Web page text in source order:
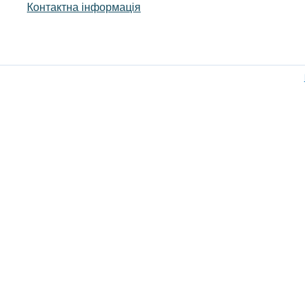
Контактна інформація